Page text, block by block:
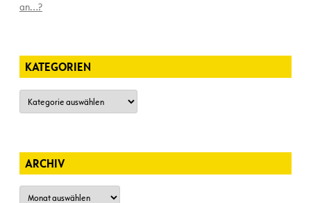
an…?
KATEGORIEN
Kategorien
ARCHIV
Archiv